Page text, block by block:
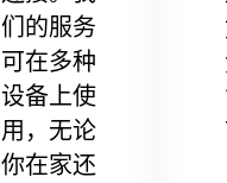
们的服务
可在多种
设备上使
用，无论
你在家还